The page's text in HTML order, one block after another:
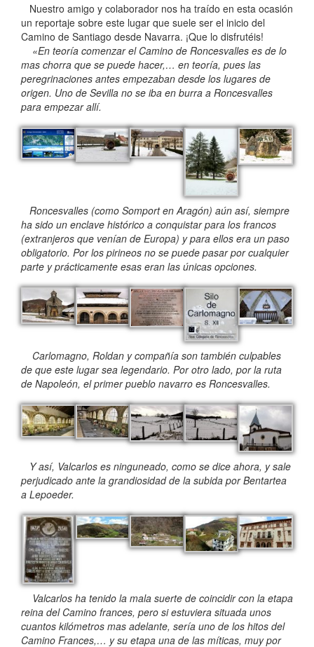
Nuestro amigo y colaborador nos ha traído en esta ocasión
un reportaje sobre este lugar que suele ser el inicio del
Camino de Santiago desde Navarra. ¡Que lo disfrutéis!
«En teoría comenzar el Camino de Roncesvalles es de lo
mas chorra que se puede hacer,… en teoría, pues las
peregrinaciones antes empezaban desde los lugares de
origen. Uno de Sevilla no se iba en burra a Roncesvalles
para empezar allí.
Roncesvalles (como Somport en Aragón) aún así, siempre
ha sido un enclave histórico a conquistar para los francos
(extranjeros que venían de Europa) y para ellos era un paso
obligatorio. Por los pirineos no se puede pasar por cualquier
parte y prácticamente esas eran las únicas opciones.
Carlomagno, Roldan y compañía son también culpables
de que este lugar sea legendario. Por otro lado, por la ruta
de Napoleón, el primer pueblo navarro es Roncesvalles.
Y así, Valcarlos es ninguneado, como se dice ahora, y sale
perjudicado ante la grandiosidad de la subida por Bentartea
a Lepoeder.
Valcarlos ha tenido la mala suerte de coincidir con la etapa
reina del Camino frances, pero si estuviera situada unos
cuantos kilómetros mas adelante, sería uno de los hitos del
Camino Frances,… y su etapa una de las míticas, muy por